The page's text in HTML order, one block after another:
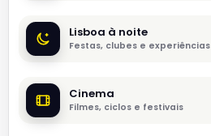
Lisboa à noite
Festas, clubes e experiências
Cinema
Filmes, ciclos e festivais